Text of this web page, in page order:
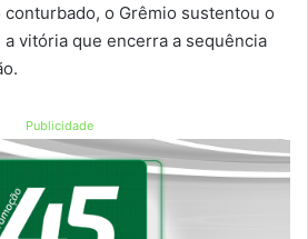
o Grêmio sustentou o
vitória que encerra a sequência
Publicidade